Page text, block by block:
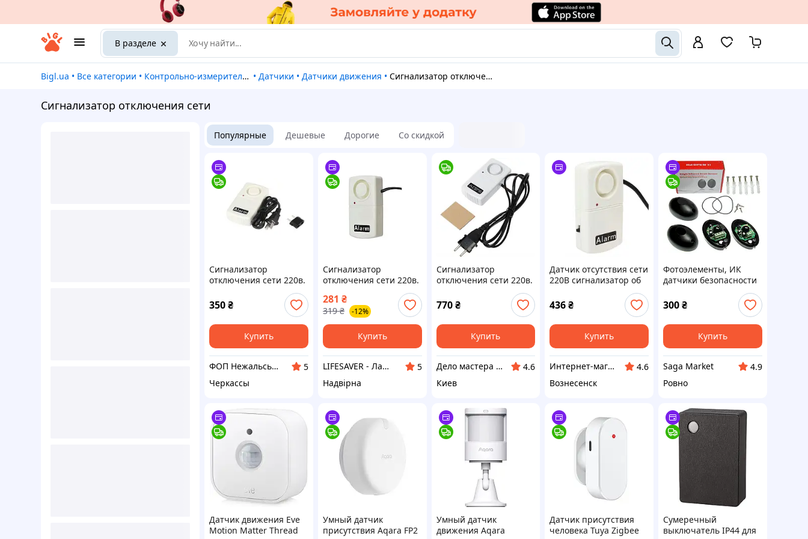
В разделе
Bigl.ua • Все категории • Контрольно-измерительные приборы • Датчики • Датчики движения • Сигнализатор отключения сети
Сигнализатор отключения сети
Популярные Дешевые Дорогие Со скидкой
Сигнализатор
отключения сети 220в.
питания. Крикун
350₴
Купить
ФОП Нежальський Андрій Володимирович
5
Черкассы
Сигнализатор
отключения сети 220в.
питания в сети
281 ₴
319 ₴ -12%
Купить
LIFESAVER - ЛайфСейвер
5
Надвірна
Сигнализатор
отключения сети 220в.
питания. Крикун
770 ₴
Купить
Дело мастера боится Интернет-магазин
4.6
Киев
Датчик отсутствия сети
220В сигнализатор об
электричества
перерезания проводов
с сиреной
436₴
Купить
Интернет-магазин DIGITAL-WORLD
4.6
Вознесенск
Фотоэлементы, ИК
датчики безопасности
для ворот шлагбаумов,
ловушка для воров
300₴
Купить
Saga Market
4.9
Ровно
Датчик движения Eve
Motion Matter Thread
Умный датчик
присутствия Aqara FP2
Умный датчик
движения Aqara
Датчик присутствия
человека Tuya Zigbee
Сумеречный
выключатель IP44 для